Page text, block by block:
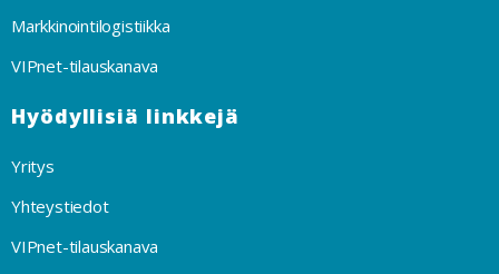
Markkinointilogistiikka
VIPnet-tilauskanava
Hyödyllisiä linkkejä
Yritys
Yhteystiedot
VIPnet-tilauskanava